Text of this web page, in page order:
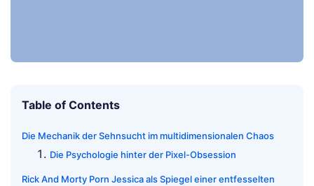
Table of Contents
Die Mechanik der Sehnsucht im multidimensionalen Chaos
Die Psychologie hinter der Pixel-Obsession
Rick And Morty Porn Jessica als Spiegel einer entfesselten